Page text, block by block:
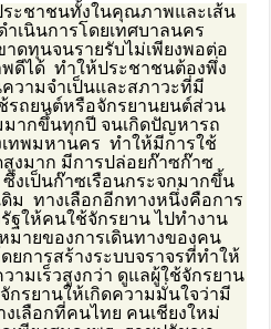
ชาชนทั้งในคุณภาพและเส้น
เนินการโดยเทศบาลนคร
าดทุนจนรายรับไม่เพียงพอต่อ
ดีได้ ทำให้ประชาชนต้องพึ่ง
วามจำเป็นและสภาวะที่มี
รถยนต์หรือจักรยานยนต์ส่วน
ากขึ้นทุกปี จนเกิดปัญหารถ
ทพมหานคร ทำให้มีการใช้
งมาก มีการปล่อยก๊าซก๊าซ
งเป็นก๊าซเรือนกระจกมากขึ้น
ดิม ทางเลือกอีกทางหนึ่งคือการ
ฐให้คนใช้จักรยาน ไปทำงาน
มายของการเดินทางของคน
การสร้างระบบจราจรที่ทำให้
มเร็วสูงกว่า ดูแลผู้ใช้จักรยาน
กรยานให้เกิดความมั่นใจว่ามี
เลือกที่คนไทย คนเชียงใหม่